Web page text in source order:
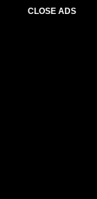
CLOSE ADS